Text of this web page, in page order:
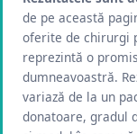
de pe această
oferite de chirurgi
reprezintă o
dumneavoastră.
variază de la un
donatoare, gradul